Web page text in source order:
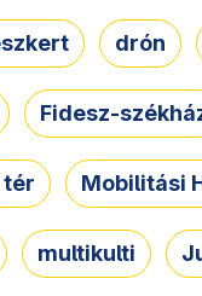
drón
Fidesz-
tér Mobilitási
multikulti